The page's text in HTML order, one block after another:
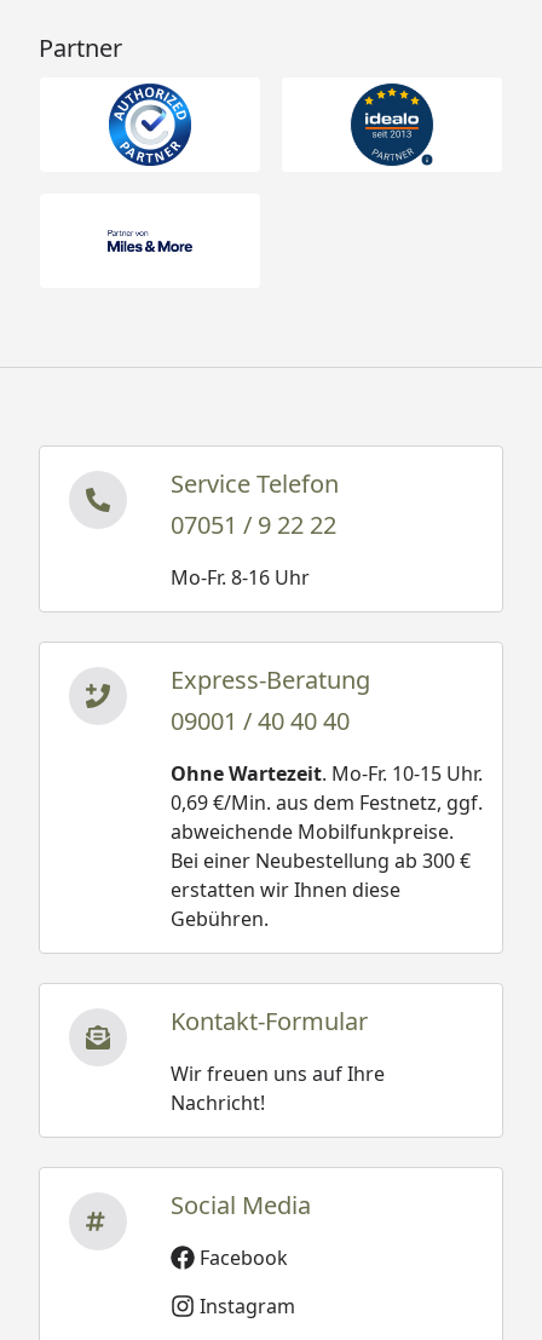
Partner
Service Telefon
07051 / 9 22 22
Mo-Fr. 8-16 Uhr
Express-Beratung
09001 / 40 40 40
Ohne Wartezeit. Mo-Fr. 10-15 Uhr.
0,69 €/Min. aus dem Festnetz, ggf.
abweichende Mobilfunkpreise.
Bei einer Neubestellung ab 300 €
erstatten wir Ihnen diese
Gebühren.
Kontakt-Formular
Wir freuen uns auf Ihre
Nachricht!
Social Media
Facebook
Instagram